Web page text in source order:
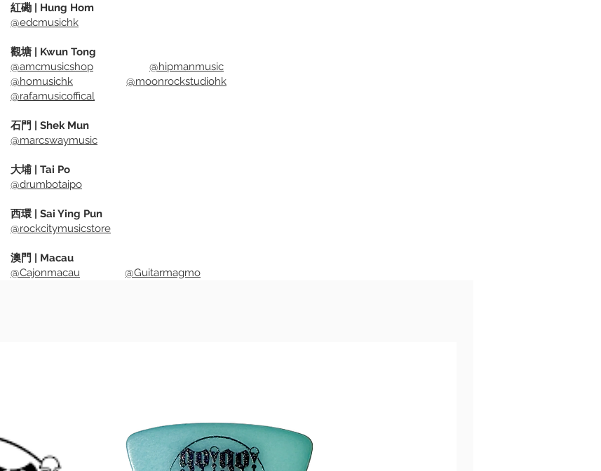
紅磡 | Hung Hom
@edcmusichk
觀塘 | Kwun Tong
@amcmusicshop
@hipmanmusic
@homusichk
@moonrockstudiohk
@rafamusicoffical
石門 | Shek Mun
@marcswaymusic
大埔 | Tai Po
@drumbotaipo
西環 | Sai Ying Pun
@rockcitymusicstore
澳門 | Macau
@Cajonmacau
@Guitarmagmo